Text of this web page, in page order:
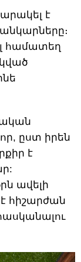
է
համատեղ
ըստ իրեն
է
ավելի
հիշարժան